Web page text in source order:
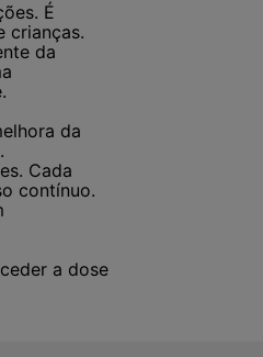
É
crianças.
da
da
Cada
contínuo.
a dose